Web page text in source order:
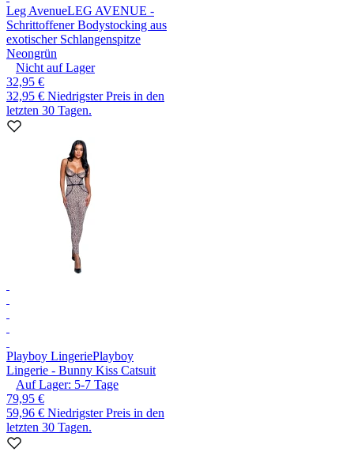
Leg AvenueLEG AVENUE -
Schrittoffener Bodystocking aus
exotischer Schlangenspitze
Neongrün
Nicht auf Lager
32,95 €
32,95 € Niedrigster Preis in den
letzten 30 Tagen.
Playboy LingeriePlayboy
Lingerie - Bunny Kiss Catsuit
Auf Lager: 5-7 Tage
79,95 €
59,96 € Niedrigster Preis in den
letzten 30 Tagen.